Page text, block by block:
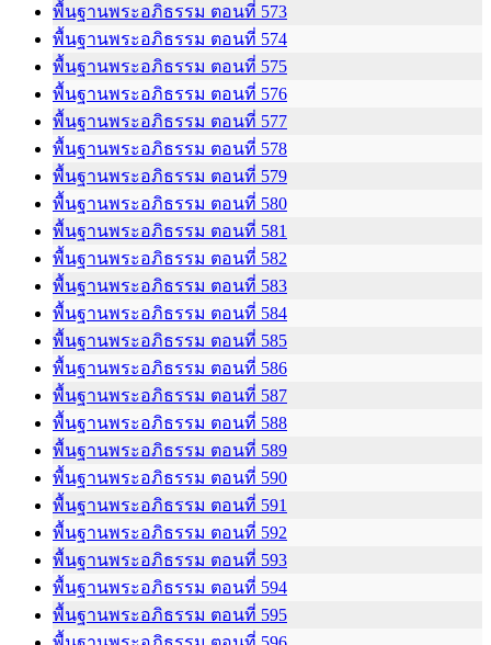
พื้นฐานพระอภิธรรม ตอนที่ 573
พื้นฐานพระอภิธรรม ตอนที่ 574
พื้นฐานพระอภิธรรม ตอนที่ 575
พื้นฐานพระอภิธรรม ตอนที่ 576
พื้นฐานพระอภิธรรม ตอนที่ 577
พื้นฐานพระอภิธรรม ตอนที่ 578
พื้นฐานพระอภิธรรม ตอนที่ 579
พื้นฐานพระอภิธรรม ตอนที่ 580
พื้นฐานพระอภิธรรม ตอนที่ 581
พื้นฐานพระอภิธรรม ตอนที่ 582
พื้นฐานพระอภิธรรม ตอนที่ 583
พื้นฐานพระอภิธรรม ตอนที่ 584
พื้นฐานพระอภิธรรม ตอนที่ 585
พื้นฐานพระอภิธรรม ตอนที่ 586
พื้นฐานพระอภิธรรม ตอนที่ 587
พื้นฐานพระอภิธรรม ตอนที่ 588
พื้นฐานพระอภิธรรม ตอนที่ 589
พื้นฐานพระอภิธรรม ตอนที่ 590
พื้นฐานพระอภิธรรม ตอนที่ 591
พื้นฐานพระอภิธรรม ตอนที่ 592
พื้นฐานพระอภิธรรม ตอนที่ 593
พื้นฐานพระอภิธรรม ตอนที่ 594
พื้นฐานพระอภิธรรม ตอนที่ 595